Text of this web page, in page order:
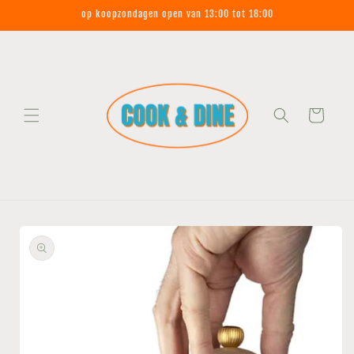
content
op koopzondagen open van 13:00 tot 18:00
Winkelwagen
direct naar